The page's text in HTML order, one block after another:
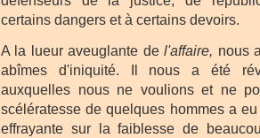
certains dangers et à certains devoirs.
A la lueur aveuglante del'affaire, nous
abîmes d'iniquité. Il nous a été
auxquelles nous ne voulions et ne
scélératesse de quelques hommes a
effrayante sur la faiblesse de